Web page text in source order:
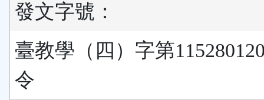
發文字號：
臺教學（四）字第
令